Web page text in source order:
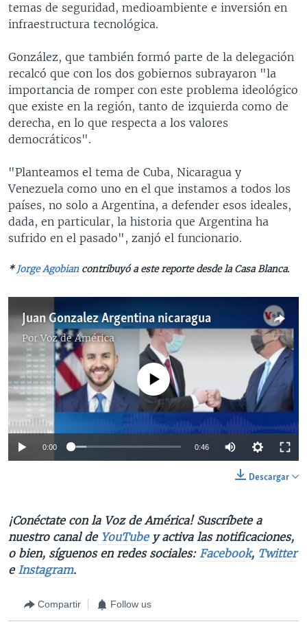
temas de seguridad, medioambiente e inversión en
infraestructura tecnológica.
González, que también formó parte de la delegación
recalcó que con los dos gobiernos subrayaron "la
importancia de romper con este problema ideológico
que existe en la región, tanto de izquierda como de
derecha, en lo que respecta a los valores
democráticos".
"Planteamos el tema de Cuba, Nicaragua y
Venezuela como uno en el que instamos a todos los
países, no solo a Argentina, a defender esos ideales,
dada, en particular, la historia que Argentina ha
sufrido en el pasado", zanjó el funcionario.
*Jorge Agobiancontribuyó a este reporte desde la Casa Blanca.
Juan Gonzalez Argentina nicaragua
Por Voz de América
No media source currently available
0:00 0:46
Descargar
¡Conéctate con la Voz de América! Suscríbete a
nuestro canal deYouTubey activa las notificaciones,
o bien, síguenos en redes sociales: Facebook, Twitter
e Instagram.
Compartir Follow us